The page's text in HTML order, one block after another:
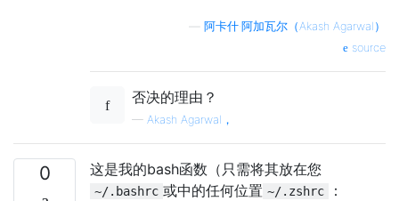
阿卡什·阿加瓦尔（Akash Agarwal）
source
否决的理由？
— Akash Agarwal，
0 这是我的bash函数（只需将其放在您
~/.bashrc 或中的任何位置 ~/.zshrc ：